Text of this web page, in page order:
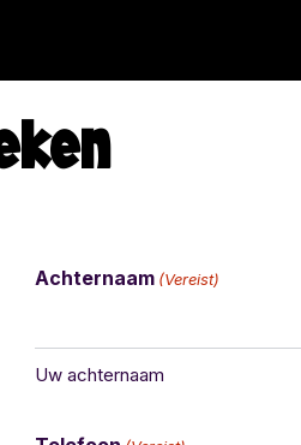
Achternaam (Vereist)
Uw achternaam